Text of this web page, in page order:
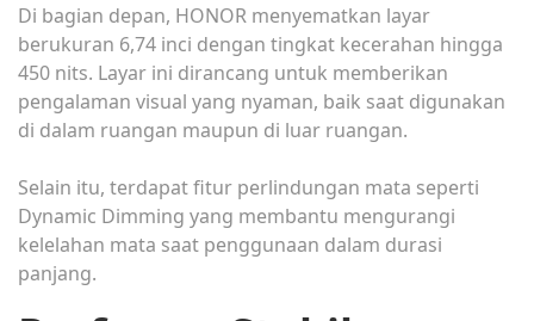
Di bagian depan, HONOR menyematkan layar
berukuran 6,74 inci dengan tingkat kecerahan hingga
450 nits. Layar ini dirancang untuk memberikan
pengalaman visual yang nyaman, baik saat digunakan
di dalam ruangan maupun di luar ruangan.
Selain itu, terdapat fitur perlindungan mata seperti
Dynamic Dimming yang membantu mengurangi
kelelahan mata saat penggunaan dalam durasi
panjang.